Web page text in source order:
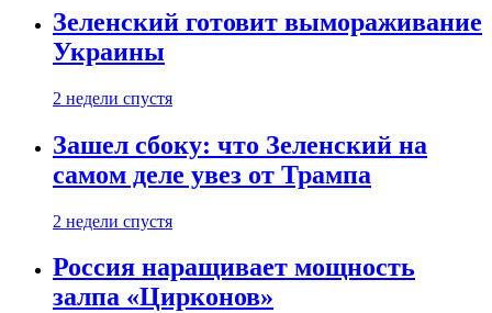
Зеленский готовит вымораживание
Украины
2 недели спустя
Зашел сбоку: что Зеленский на
самом деле увез от Трампа
2 недели спустя
Россия наращивает мощность
залпа «Цирконов»